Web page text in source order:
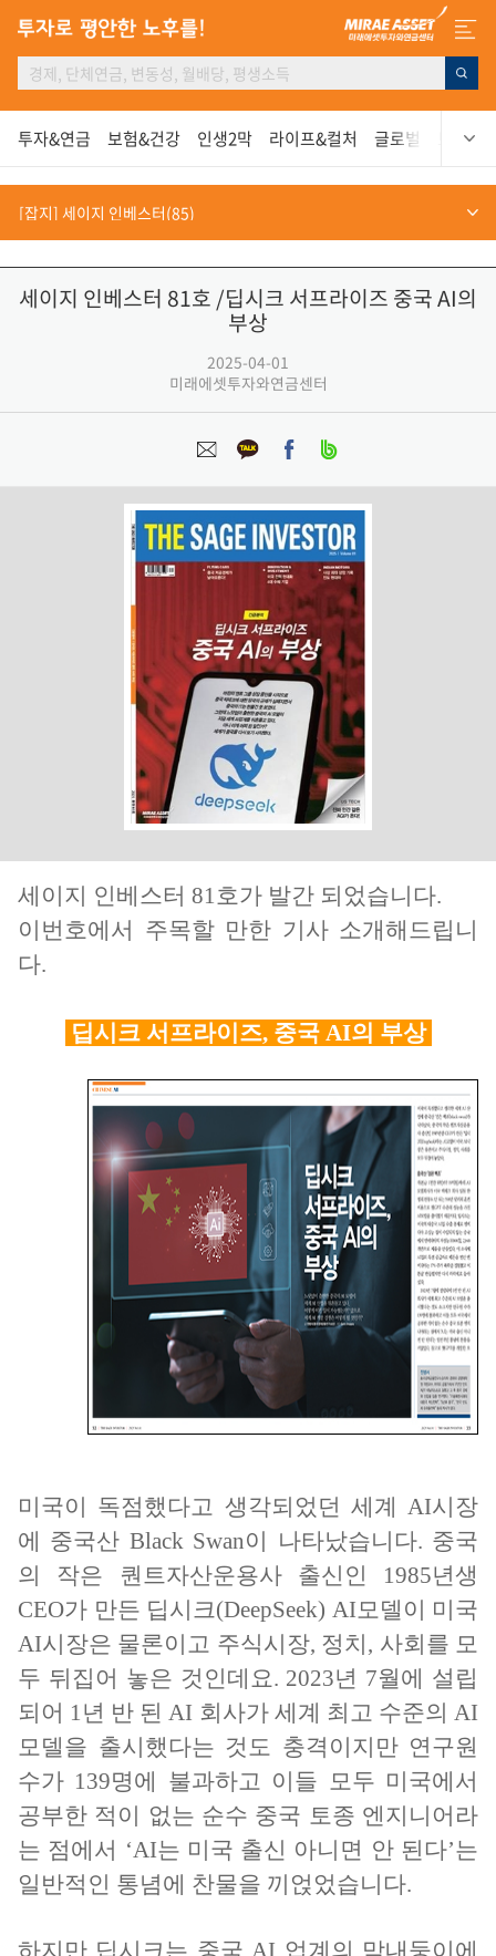
투자&연금 보험&건강 인생2막 라이프&컬처 글로벌 보고서
세이지 인베스터 81호 /딥시크 서프라이즈 중국 AI의
부상
2025-04-01
미래에셋투자와연금센터
세이지 인베스터 81 호가 발간 되었습니다.
이번호에서 주목할 만한 기사 소개해드립니
다.
딥시크 서프라이즈, 중국 AI의 부상
미국이 독점했다고 생각되었던 세계 AI시장
에 중국산 Black Swan이 나타났습니다. 중국
의 작은 퀀트자산운용사 출신인 1985년생
CEO가 만든 딥시크(DeepSeek) AI모델이 미국
AI시장은 물론이고 주식시장, 정치, 사회를 모
두 뒤집어 놓은 것인데요. 2023년 7월에 설립
되어 1년 반 된 AI 회사가 세계 최고 수준의 AI
모델을 출시했다는 것도 충격이지만 연구원
수가 139명에 불과하고 이들 모두 미국에서
공부한 적이 없는 순수 중국 토종 엔지니어라
는 점에서 ‘AI는 미국 출신 아니면 안 된다’는
일반적인 통념에 찬물을 끼얹었습니다.
하지만 딥시크는 중국 AI 업계의 막내둥이에